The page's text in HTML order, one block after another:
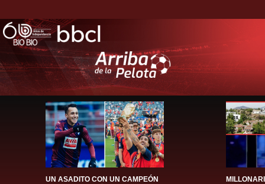
UN ASADITO CON UN CAMPEÓN